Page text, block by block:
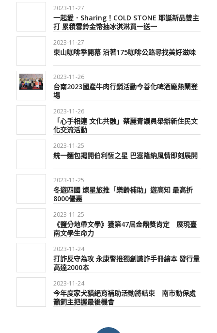
2023-11-27
一起愛．Sharing！COLD STONE 耶誕新品雙主
打 累積雪鈴金幣抽冰淇淋買一送一
2023-11-27
東山咖啡季開幕 沿著175咖啡公路尋找美好滋味
2023-11-26
台南2023國產牛肉行銷活動今善化啤酒廠熱鬧登
場
2023-11-26
「心手相連 文化共融」蔡麗青議員舉辦新住民文
化交流活動
2023-11-25
統一麵包揭開伯利恆之星 巴塞隆納風情即刻展開
2023-11-25
冬遊四國 燦星旅推「樂齡補助」遊高知 最高折
8000優惠
2023-11-25
《鹽分地帶文學》獲第47屆金鼎獎肯定 展現臺
南文學生命力
2023-11-24
打詐反守為攻 永康警推獨創識詐手冊繪本 發行量
高達2000本
2023-11-24
今年度家犬貓絕育補助活動將結束 南市動保處
籲飼主把握最後機會